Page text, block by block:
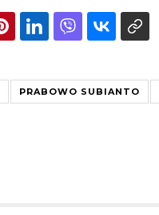
PRABOWO SUBIANTO